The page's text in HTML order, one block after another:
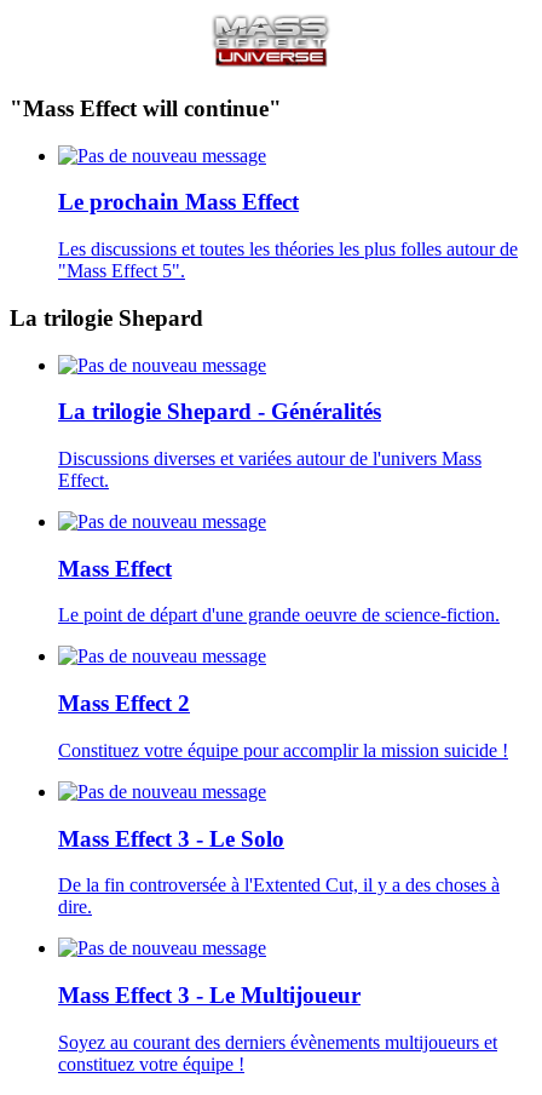
"Mass Effect will continue"
Le prochain Mass Effect
Les discussions et toutes les théories les plus folles autour de
"Mass Effect 5".
La trilogie Shepard
La trilogie Shepard - Généralités
Discussions diverses et variées autour de l'univers Mass
Effect.
Mass Effect
Le point de départ d'une grande oeuvre de science-fiction.
Mass Effect 2
Constituez votre équipe pour accomplir la mission suicide !
Mass Effect 3 - Le Solo
De la fin controversée à l'Extented Cut, il y a des choses à
dire.
Mass Effect 3 - Le Multijoueur
Soyez au courant des derniers évènements multijoueurs et
constituez votre équipe !